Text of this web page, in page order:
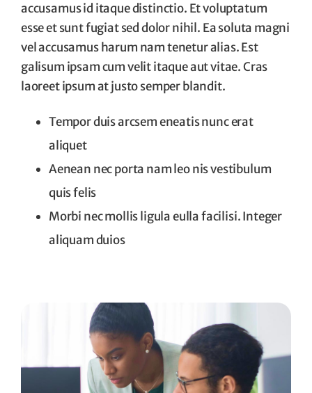
accusamus id itaque distinctio. Et voluptatum
esse et sunt fugiat sed dolor nihil. Ea soluta magni
vel accusamus harum nam tenetur alias. Est
galisum ipsam cum velit itaque aut vitae. Cras
laoreet ipsum at justo semper blandit.
Tempor duis arcsem eneatis nunc erat
aliquet
Aenean nec porta nam leo nis vestibulum
quis felis
Morbi nec mollis ligula eulla facilisi. Integer
aliquam duios